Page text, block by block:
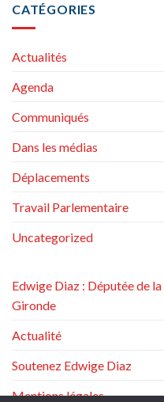
CATÉGORIES
Actualités
Agenda
Communiqués
Dans les médias
Déplacements
Travail Parlementaire
Uncategorized
Edwige Diaz : Députée de
Gironde
Actualité
Soutenez Edwige Diaz
Mentions légales